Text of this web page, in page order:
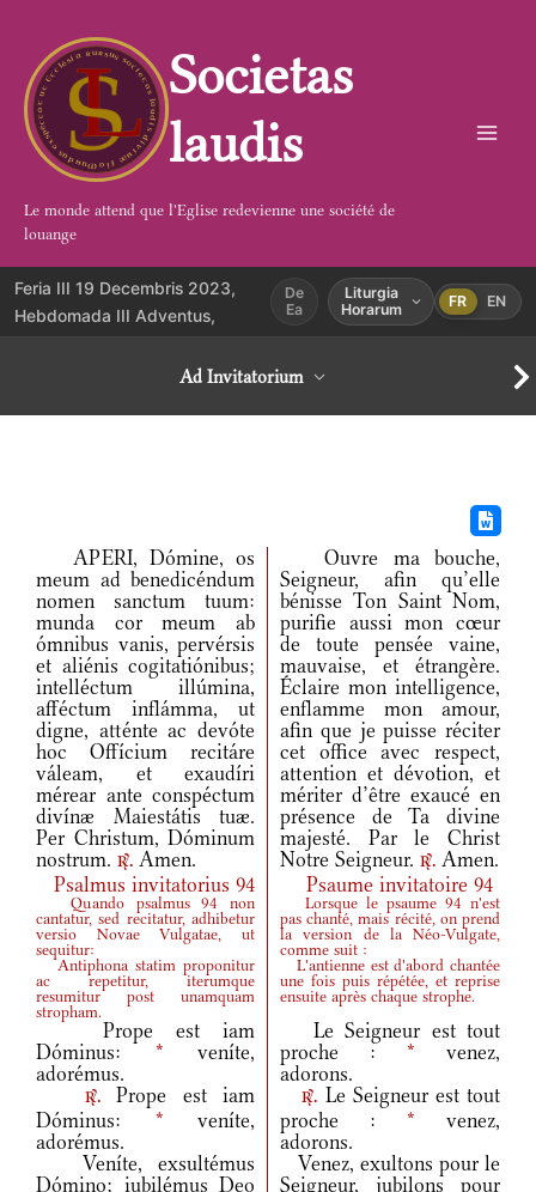
contenu
Societas
laudis
Le monde attend que l'Eglise redevienne une société de
louange
Feria III 19 Decembris 2023,
Hebdomada III Adventus,
De
Ea
Liturgia
Horarum
FR EN
Ad Invitatorium
APERI, Dómine, os
meum ad benedicéndum
nomen sanctum tuum:
munda cor meum ab
ómnibus vanis, pervérsis
et aliénis cogitatiónibus;
intelléctum illúmina,
afféctum inflámma, ut
digne, atténte ac devóte
hoc Offícium recitáre
váleam, et exaudíri
mérear ante conspéctum
divínæ Maiestátis tuæ.
Per Christum, Dóminum
nostrum. r. Amen.
Ouvre ma bouche,
Seigneur, afin qu’elle
bénisse Ton Saint Nom,
purifie aussi mon cœur
de toute pensée vaine,
mauvaise, et étrangère.
Éclaire mon intelligence,
enflamme mon amour,
afin que je puisse réciter
cet office avec respect,
attention et dévotion, et
mériter d’être exaucé en
présence de Ta divine
majesté. Par le Christ
Notre Seigneur. r. Amen.
Psalmus invitatorius 94
Psaume invitatoire 94
Quando psalmus 94 non
cantatur, sed recitatur, adhibetur
versio Novae Vulgatae, ut
sequitur:
Lorsque le psaume 94 n'est
pas chanté, mais récité, on prend
la version de la Néo-Vulgate,
comme suit :
Antiphona statim proponitur
ac repetitur, iterumque
resumitur post unamquam
stropham.
L'antienne est d'abord chantée
une fois puis répétée, et reprise
ensuite après chaque strophe.
Prope est iam
Dóminus: * veníte,
adorémus.
Le Seigneur est tout
proche : * venez,
adorons.
r.Prope est iam
Dóminus: * veníte,
adorémus.
r. Le Seigneur est tout
proche : * venez,
adorons.
Veníte, exsultémus
Dómino; iubilémus Deo
Venez, exultons pour le
Seigneur, jubilons pour